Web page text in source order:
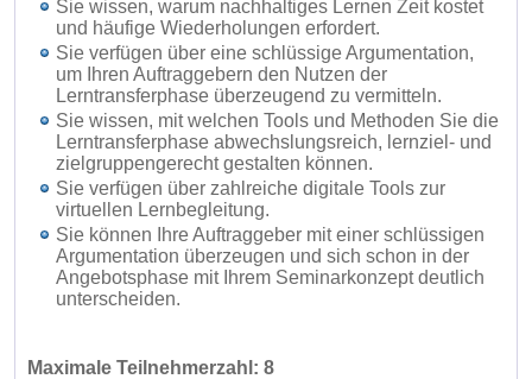
Sie wissen, warum nachhaltiges Lernen Zeit kostet
und häufige Wiederholungen erfordert.
Sie verfügen über eine schlüssige Argumentation,
um Ihren Auftraggebern den Nutzen der
Lerntransferphase überzeugend zu vermitteln.
Sie wissen, mit welchen Tools und Methoden Sie die
Lerntransferphase abwechslungsreich, lernziel- und
zielgruppengerecht gestalten können.
Sie verfügen über zahlreiche digitale Tools zur
virtuellen Lernbegleitung.
Sie können Ihre Auftraggeber mit einer schlüssigen
Argumentation überzeugen und sich schon in der
Angebotsphase mit Ihrem Seminarkonzept deutlich
unterscheiden.
Maximale Teilnehmerzahl: 8